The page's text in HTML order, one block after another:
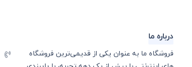
درباره ما
فروشگاه ما به عنوان یکی از قدیمی‌ترین فروشگاه